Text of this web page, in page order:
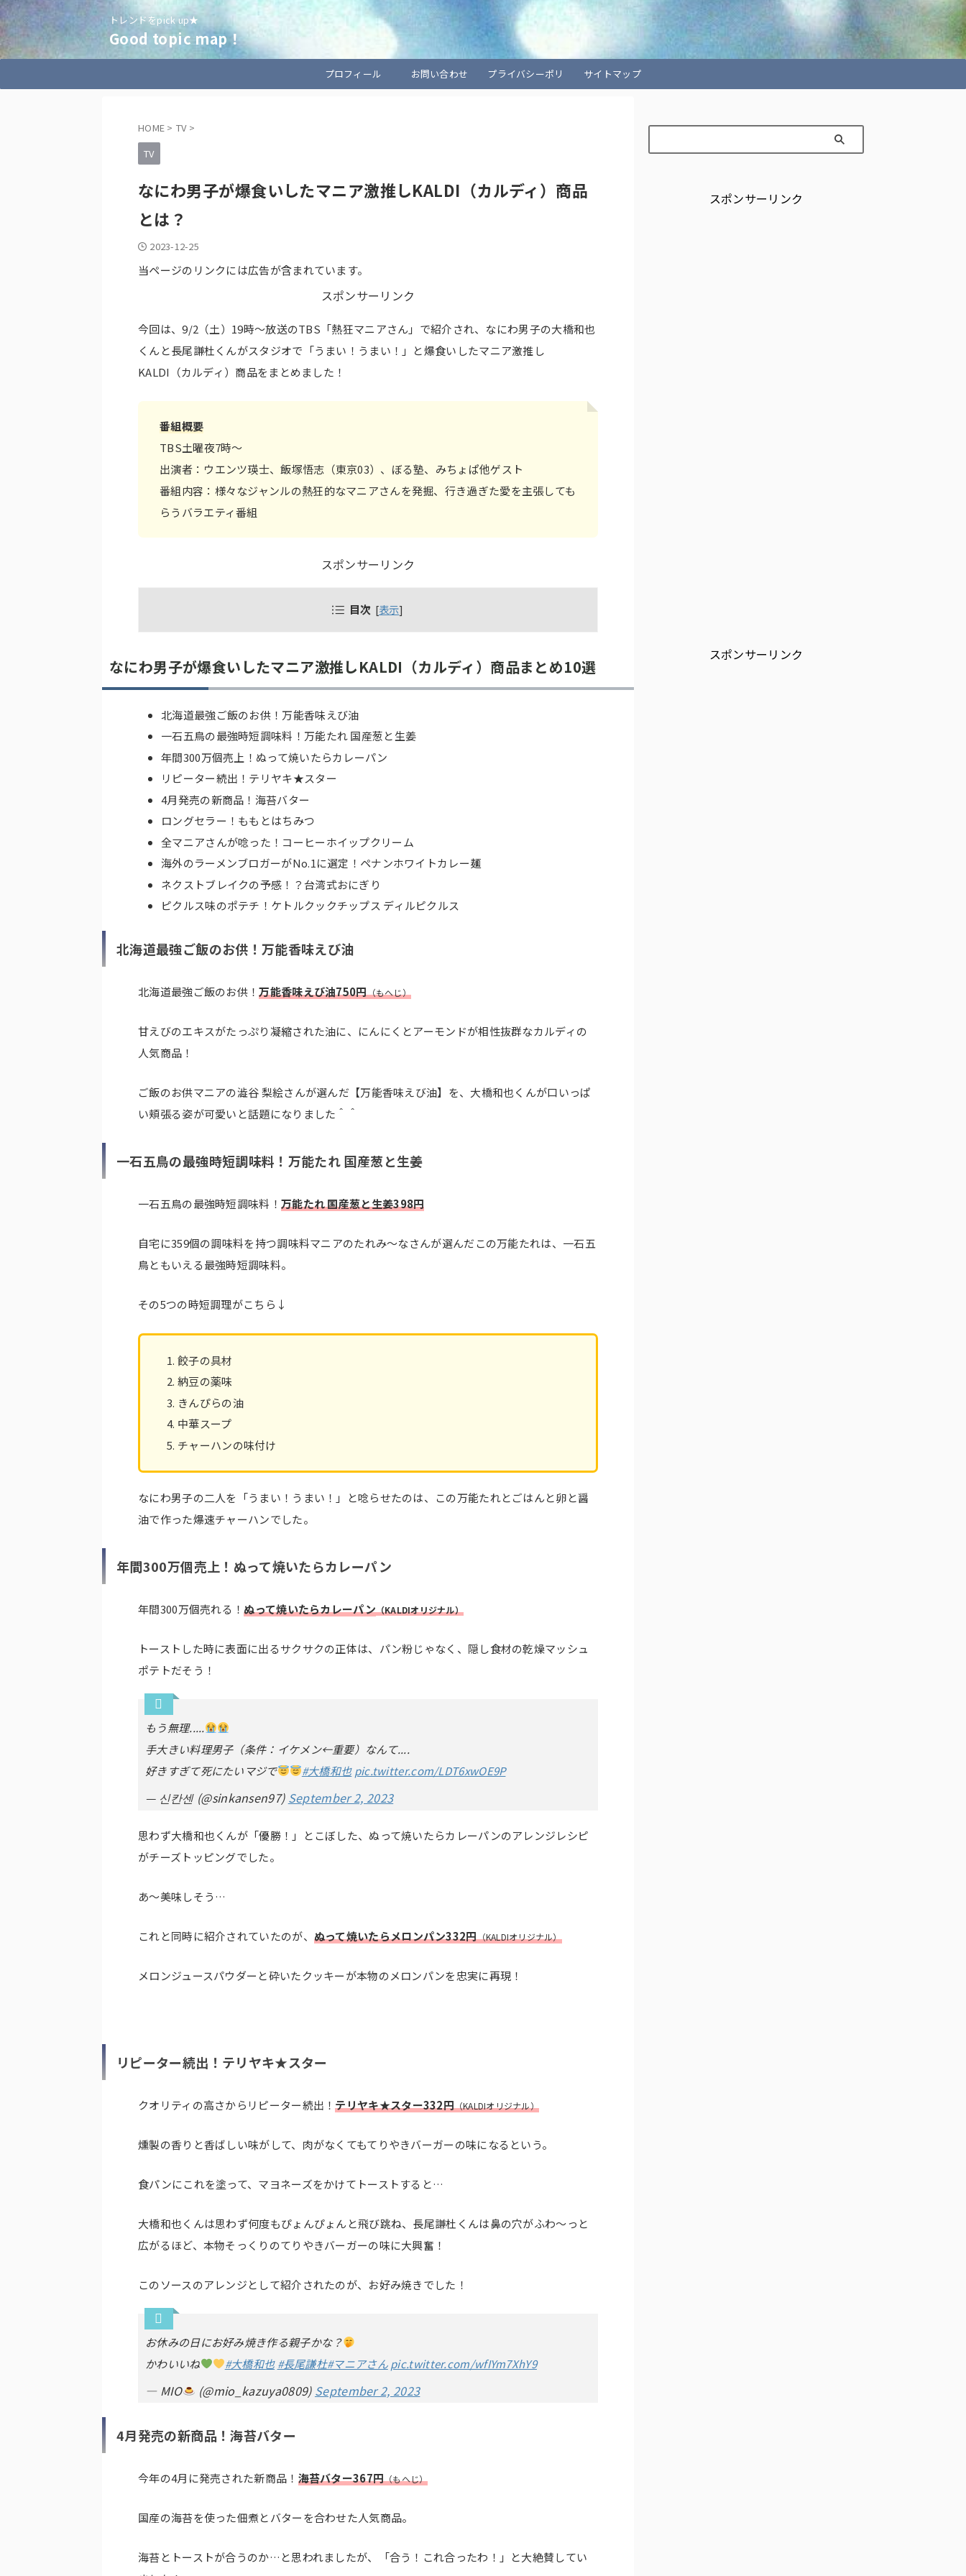
トレンドをpick up★
Good topic map！
プロフィール お問い合わせ プライバシーポリ サイトマップ
HOME > TV >
TV
なにわ男子が爆食いしたマニア激推しKALDI（カルディ）商品
とは？
2023-12-25
当ページのリンクには広告が含まれています。
スポンサーリンク
今回は、9/2（土）19時～放送のTBS「熱狂マニアさん」で紹介され、なにわ男子の大橋和也
くんと長尾謙杜くんがスタジオで「うまい！うまい！」と爆食いしたマニア激推し
KALDI（カルディ）商品をまとめました！
番組概要
TBS土曜夜7時～
出演者：ウエンツ瑛士、飯塚悟志（東京03）、ぼる塾、みちょぱ他ゲスト
番組内容：様々なジャンルの熱狂的なマニアさんを発掘、行き過ぎた愛を主張しても
らうバラエティ番組
スポンサーリンク
目次 [表示]
なにわ男子が爆食いしたマニア激推しKALDI（カルディ）商品まとめ10選
北海道最強ご飯のお供！万能香味えび油
一石五鳥の最強時短調味料！万能たれ 国産葱と生姜
年間300万個売上！ぬって焼いたらカレーパン
リピーター続出！テリヤキ★スター
4月発売の新商品！海苔バター
ロングセラー！ももとはちみつ
全マニアさんが唸った！コーヒーホイップクリーム
海外のラーメンブロガーがNo.1に選定！ペナンホワイトカレー麺
ネクストブレイクの予感！？台湾式おにぎり
ピクルス味のポテチ！ケトルクックチップス ディルピクルス
北海道最強ご飯のお供！万能香味えび油
北海道最強ご飯のお供！万能香味えび油750円（もへじ）
甘えびのエキスがたっぷり凝縮された油に、にんにくとアーモンドが相性抜群なカルディの
人気商品！
ご飯のお供マニアの澁谷 梨絵さんが選んだ【万能香味えび油】を、大橋和也くんが口いっぱ
い頬張る姿が可愛いと話題になりました＾＾
一石五鳥の最強時短調味料！万能たれ 国産葱と生姜
一石五鳥の最強時短調味料！ 万能たれ 国産葱と生姜398円
自宅に359個の調味料を持つ調味料マニアのたれみ～なさんが選んだこの万能たれは、一石五
鳥ともいえる最強時短調味料。
その5つの時短調理がこちら↓
餃子の具材
納豆の薬味
きんぴらの油
中華スープ
チャーハンの味付け
なにわ男子の二人を「うまい！うまい！」と唸らせたのは、この万能たれとごはんと卵と醤
油で作った爆速チャーハンでした。
年間300万個売上！ぬって焼いたらカレーパン
年間300万個売れる！ぬって焼いたらカレーパン（KALDIオリジナル）
トーストした時に表面に出るサクサクの正体は、パン粉じゃなく、隠し食材の乾燥マッシュ
ポテトだそう！
もう無理.....
手大きい料理男子（条件：イケメン←重要）なんて....
好きすぎて死にたいマジで
#大橋和也 pic.twitter.com/LDT6xwOE9P
— 신칸센 (@sinkansen97) September 2, 2023
思わず大橋和也くんが「優勝！」とこぼした、ぬって焼いたらカレーパンのアレンジレシピ
がチーズトッピングでした。
あ～美味しそう…
これと同時に紹介されていたのが、 ぬって焼いたらメロンパン332円（KALDIオリジナル）
メロンジュースパウダーと砕いたクッキーが本物のメロンパンを忠実に再現！
リピーター続出！テリヤキ★スター
クオリティの高さからリピーター続出！テリヤキ★スター332円（KALDIオリジナル）
燻製の香りと香ばしい味がして、肉がなくてもてりやきバーガーの味になるという。
食パンにこれを塗って、マヨネーズをかけてトーストすると…
大橋和也くんは思わず何度もぴょんぴょんと飛び跳ね、長尾謙杜くんは鼻の穴がふわ～っと
広がるほど、本物そっくりのてりやきバーガーの味に大興奮！
このソースのアレンジとして紹介されたのが、お好み焼きでした！
お休みの日にお好み焼き作る親子かな？
かわいいね
#大橋和也 #長尾謙杜#マニアさんpic.twitter.com/wfIYm7XhY9
— MIO (@mio_kazuya0809) September 2, 2023
4月発売の新商品！海苔バター
今年の4月に発売された新商品！ 海苔バター367円（もへじ）
国産の海苔を使った佃煮とバターを合わせた人気商品。
海苔とトーストが合うのか…と思われましたが、「合う！これ合ったわ！」と大絶賛してい
スポンサーリンク
スポンサーリンク